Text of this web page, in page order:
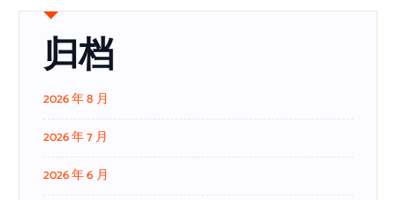
归档
2026 年 8 月
2026 年 7 月
2026 年 6 月